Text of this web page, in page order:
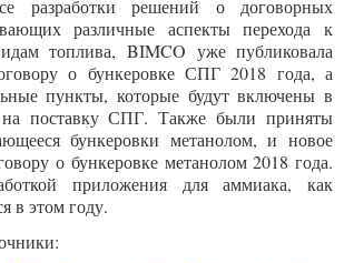
разработки решений о договорных
различные аспекты перехода к
топлива, BIMCO уже публиковала
о бункеровке СПГ 2018 года, а
пункты, которые будут включены в
на поставку СПГ. Также были приняты
бункеровки метанолом, и новое
о бункеровке метанолом 2018 года.
приложения для аммиака, как
в этом году.